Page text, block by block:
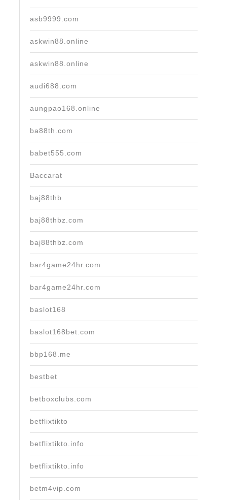
asb9999.com
askwin88.online
askwin88.online
audi688.com
aungpao168.online
ba88th.com
babet555.com
Baccarat
baj88thb
baj88thbz.com
baj88thbz.com
bar4game24hr.com
bar4game24hr.com
baslot168
baslot168bet.com
bbp168.me
bestbet
betboxclubs.com
betflixtikto
betflixtikto.info
betflixtikto.info
betm4vip.com